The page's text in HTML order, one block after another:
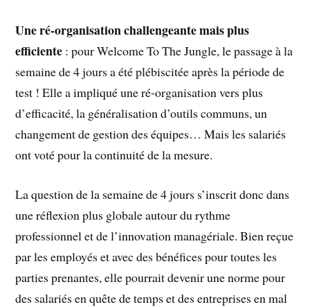
Une ré-organisation challengeante mais plus
efficiente : pour Welcome To The Jungle, le passage à la
semaine de 4 jours a été plébiscitée après la période de
test ! Elle a impliqué une ré-organisation vers plus
d’efficacité, la généralisation d’outils communs, un
changement de gestion des équipes… Mais les salariés
ont voté pour la continuité de la mesure.
La question de la semaine de 4 jours s’inscrit donc dans
une réflexion plus globale autour du rythme
professionnel et de l’innovation managériale. Bien reçue
par les employés et avec des bénéfices pour toutes les
parties prenantes, elle pourrait devenir une norme pour
des salariés en quête de temps et des entreprises en mal